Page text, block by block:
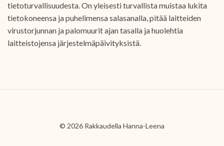
tietoturvallisuudesta. On yleisesti turvallista muistaa lukita
tietokoneensa ja puhelimensa salasanalla, pitää laitteiden
virustorjunnan ja palomuurit ajan tasalla ja huolehtia
laitteistojensa järjestelmäpäivityksistä.
© 2026 Rakkaudella Hanna-Leena